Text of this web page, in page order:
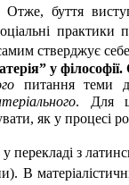
Отже, буття
стверджує себе
у
питання теми
. Для
як у процесі
у перекладі з
В